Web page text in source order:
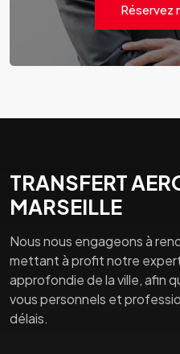
Réservez
TRANSFERT
MARSEILLE
Nous nous engageons à
mettant à profit notre
approfondie de la ville, afin
vous personnels et
délais.